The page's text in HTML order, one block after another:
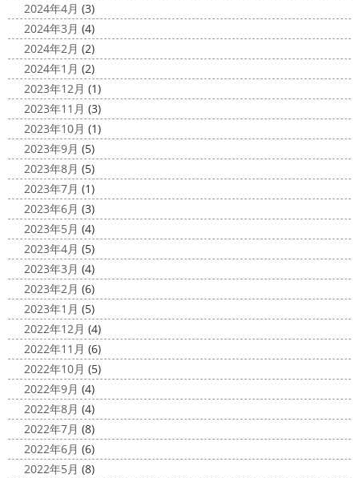
今日は高圧洗浄が何故必要かについて説明させていただき
ます
塗装工事をお考えのお客様は長くなりますが、ぜ
ひ読んでみてくださいね
外壁や屋根の表面に塗装してで
きた塗膜は、毎日屋外で紫外線、雨風、排気ガスなどにさ
らされて ...
カ陽気になり過ごしやすくなりましたね
お知らせをさせていただきます
先日、弊社が日本ペイン
ト神奈川営業所様より優良施工会社として表彰されました
このよ ...
2020/11/12
朝活
＊湘南の外壁塗装専門店＊
小倉氏サーフィンにはまり中
今回は浩
さんも一緒に
３人で出発
波は小さい
けどお天気良くて気持ち～
まずは陸でのイメトレ 入水～
小倉氏ライド
で、すぐ立ててました
2020/11/10
HAPPY HALLOWEEN
＊湘南の
外壁塗装専門店＊
ちょっとご無沙汰してる間にもう11月も
10日が過ぎようとしていますね
2020年もあっとゆう間
に終わってしまう～
今年はコロナの影響で色々なイベン
トもなくなり淋しいですね… ですが、先日ブログでもお伝
えしたマービスタ ...
2020/11/02
ウェット完成
＊湘南の外壁塗装専
門店＊
こんにちは!! 今週も１週間始まりました
が、明日は祝日です
今日も１日頑張りましょう
さて
さて、先日のブログで書いた、小倉氏のオーダーしたウェ
ットが完成しました
着心地抜群の様です
はおち
ゃんも一緒にパチリ
2024年4月 (3)
2024年3月 (4)
2024年2月 (2)
2024年1月 (2)
2023年12月 (1)
2023年11月 (3)
2023年10月 (1)
2023年9月 (5)
2023年8月 (5)
2023年7月 (1)
2023年6月 (3)
2023年5月 (4)
2023年4月 (5)
2023年3月 (4)
2023年2月 (6)
2023年1月 (5)
2022年12月 (4)
2022年11月 (6)
2022年10月 (5)
2022年9月 (4)
2022年8月 (4)
2022年7月 (8)
2022年6月 (6)
2022年5月 (8)